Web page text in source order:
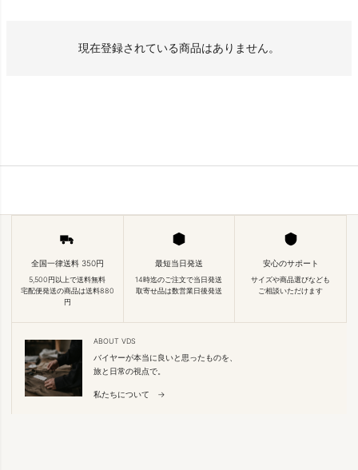
現在登録されている商品はありません。
全国一律送料 350円
5,500円以上で送料無料
宅配便発送の商品は送料880
円
最短当日発送
14時迄のご注文で当日発送
取寄せ品は数営業日後発送
安心のサポート
サイズや商品選びなども
ご相談いただけます
ABOUT VDS
バイヤーが本当に良いと思ったものを、
旅と日常の視点で。
私たちについて →